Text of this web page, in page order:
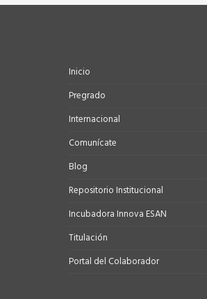
Inicio
Pregrado
Internacional
Comunícate
Blog
Repositorio Institucional
Incubadora Innova ESAN
Titulación
Portal del Colaborador